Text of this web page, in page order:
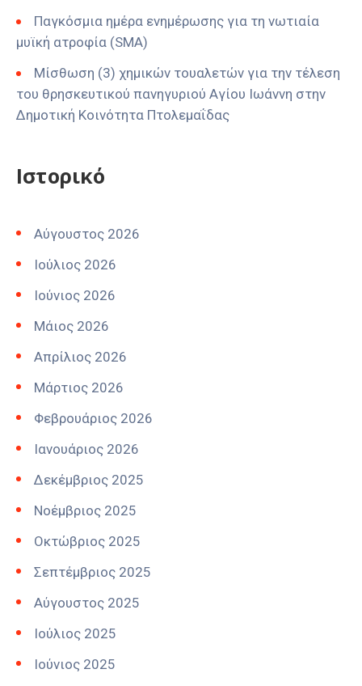
Παγκόσμια ημέρα ενημέρωσης για τη νωτιαία
μυϊκή ατροφία (SMA)
Μίσθωση (3) χημικών τουαλετών για την τέλεση
του θρησκευτικού πανηγυριού Αγίου Ιωάννη στην
Δημοτική Κοινότητα Πτολεμαΐδας
Ιστορικό
Αύγουστος 2026
Ιούλιος 2026
Ιούνιος 2026
Μάιος 2026
Απρίλιος 2026
Μάρτιος 2026
Φεβρουάριος 2026
Ιανουάριος 2026
Δεκέμβριος 2025
Νοέμβριος 2025
Οκτώβριος 2025
Σεπτέμβριος 2025
Αύγουστος 2025
Ιούλιος 2025
Ιούνιος 2025